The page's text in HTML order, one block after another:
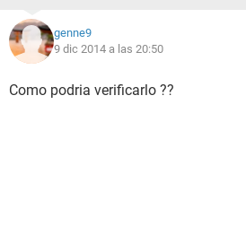
genne9
9 dic 2014 a las 20:50
Como podria verificarlo ??